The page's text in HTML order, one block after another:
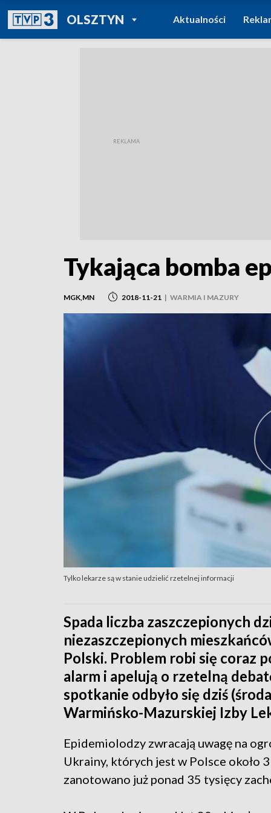
OLSZTYNPOWRÓT DO
TVP REGIONY
Aktualności
Tykająca bomba
MGK,MN 2018-11-21 | WARMIA I MAZURY
Tylko lekarze są w stanie udzielić rzetelnej informacji
Spada liczba zaszczepionych
niezaszczepionych
Polski. Problem robi się coraz
alarm i apelują o rzetelną
spotkanie odbyło się dziś
Warmińsko-Mazurskiej Izby
Epidemiolodzy zwracają uwagę na
Ukrainy, których jest w Polsce około
zanotowano już ponad 35 tysięcy